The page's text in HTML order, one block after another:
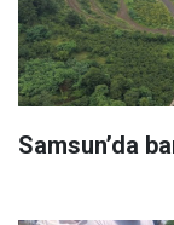
Samsun’da